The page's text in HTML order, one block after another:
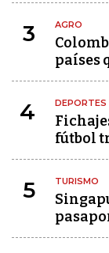
3 AGRO
países
4 DEPORTES
fútbol
5 TURISMO